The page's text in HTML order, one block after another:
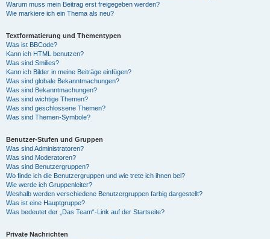
Warum muss mein Beitrag erst freigegeben werden?
Wie markiere ich ein Thema als neu?
Textformatierung und Thementypen
Was ist BBCode?
Kann ich HTML benutzen?
Was sind Smilies?
Kann ich Bilder in meine Beiträge einfügen?
Was sind globale Bekanntmachungen?
Was sind Bekanntmachungen?
Was sind wichtige Themen?
Was sind geschlossene Themen?
Was sind Themen-Symbole?
Benutzer-Stufen und Gruppen
Was sind Administratoren?
Was sind Moderatoren?
Was sind Benutzergruppen?
Wo finde ich die Benutzergruppen und wie trete ich ihnen bei?
Wie werde ich Gruppenleiter?
Weshalb werden verschiedene Benutzergruppen farbig dargestellt?
Was ist eine Hauptgruppe?
Was bedeutet der „Das Team“-Link auf der Startseite?
Private Nachrichten